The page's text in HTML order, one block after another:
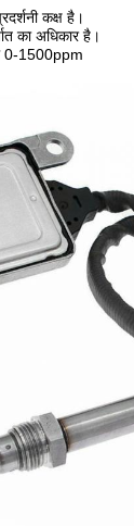
कक्ष है।
का अधिकार है।
0-1500ppm